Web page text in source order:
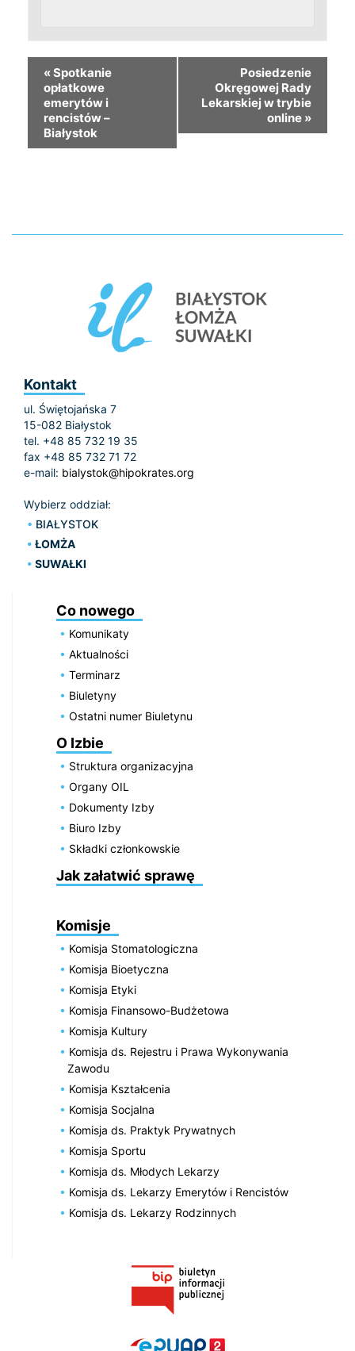
«Spotkanie
opłatkowe
emerytów i
rencistów –
Białystok
Posiedzenie
Okręgowej Rady
Lekarskiej w trybie
online »
Kontakt
ul. Świętojańska 7
15-082 Białystok
tel. +48 85 732 19 35
fax +48 85 732 71 72
e-mail: bialystok@hipokrates.org
Wybierz oddział:
BIAŁYSTOK
ŁOMŻA
SUWAŁKI
Co nowego
Komunikaty
Aktualności
Terminarz
Biuletyny
Ostatni numer Biuletynu
O Izbie
Struktura organizacyjna
Organy OIL
Dokumenty Izby
Biuro Izby
Składki członkowskie
Jak załatwić sprawę
Komisje
Komisja Stomatologiczna
Komisja Bioetyczna
Komisja Etyki
Komisja Finansowo-Budżetowa
Komisja Kultury
Komisja ds. Rejestru i Prawa Wykonywania
Zawodu
Komisja Kształcenia
Komisja Socjalna
Komisja ds. Praktyk Prywatnych
Komisja Sportu
Komisja ds. Młodych Lekarzy
Komisja ds. Lekarzy Emerytów i Rencistów
Komisja ds. Lekarzy Rodzinnych